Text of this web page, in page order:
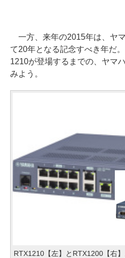
一方、来年の2015年は、ヤ
て20年となる記念すべき年だ
1210が登場するまでの、ヤマ
みよう。
RTX1210【左】とRTX1200【右